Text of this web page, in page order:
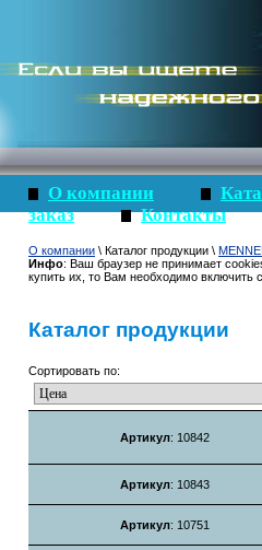
О компании
заказ
Контакты
О компании \ Каталог продукции \
Инфо: Ваш браузер не принимает
купить их, то Вам необходимо включить
Каталог продукции
Сортировать по:
Артикул: 10842
Артикул: 10843
Артикул: 10751